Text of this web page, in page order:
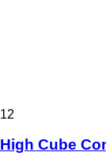
12
High Cube